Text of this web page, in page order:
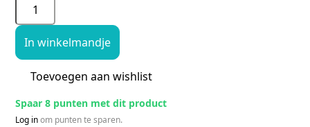
In winkelmandje
Toevoegen aan wishlist
Spaar 8 punten met dit product
Log inom punten te sparen.